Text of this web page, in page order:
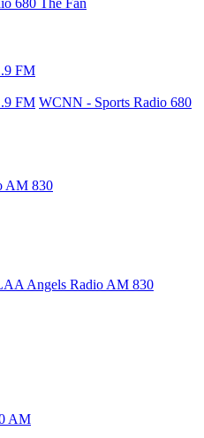
680 The Fan
FM
FM WCNN - Sports Radio 680
AM 830
Angels Radio AM 830
AM